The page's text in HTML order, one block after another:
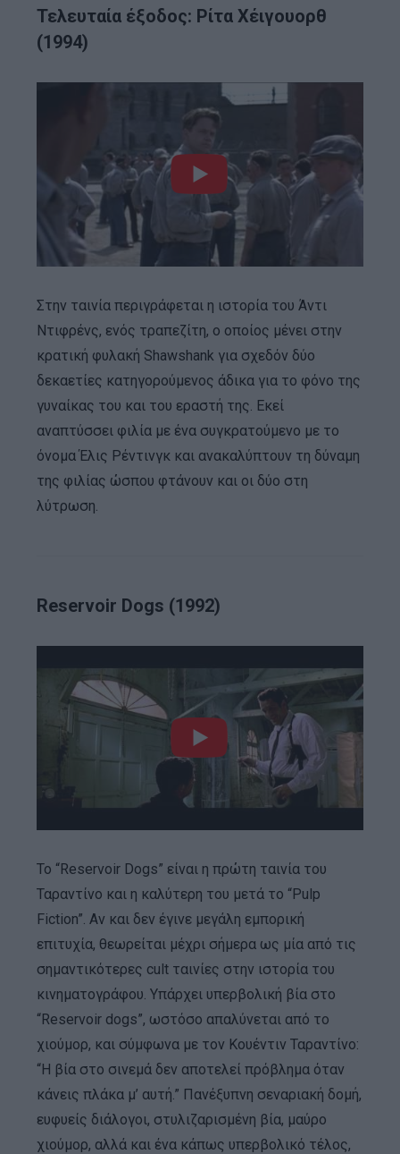
Τελευταία έξοδος: Ρίτα Χέιγουορθ
(1994)
Στην ταινία περιγράφεται η ιστορία του Άντι
Ντιφρένς, ενός τραπεζίτη, ο οποίος μένει στην
κρατική φυλακή Shawshank για σχεδόν δύο
δεκαετίες κατηγορούμενος άδικα για το φόνο της
γυναίκας του και του εραστή της. Εκεί
αναπτύσσει φιλία με ένα συγκρατούμενο με το
όνομα Έλις Ρέντινγκ και ανακαλύπτουν τη δύναμη
της φιλίας ώσπου φτάνουν και οι δύο στη
λύτρωση.
Reservoir Dogs (1992)
Το “Reservoir Dogs” είναι η πρώτη ταινία του
Ταραντίνο και η καλύτερη του μετά το “Pulp
Fiction”. Αν και δεν έγινε μεγάλη εμπορική
επιτυχία, θεωρείται μέχρι σήμερα ως μία από τις
σημαντικότερες cult ταινίες στην ιστορία του
κινηματογράφου. Υπάρχει υπερβολική βία στο
“Reservoir dogs”, ωστόσο απαλύνεται από το
χιούμορ, και σύμφωνα με τον Κουέντιν Ταραντίνο:
“Η βία στο σινεμά δεν αποτελεί πρόβλημα όταν
κάνεις πλάκα μ’ αυτή.” Πανέξυπνη σεναριακή δομή,
ευφυείς διάλογοι, στυλιζαρισμένη βία, μαύρο
χιούμορ, αλλά και ένα κάπως υπερβολικό τέλος,